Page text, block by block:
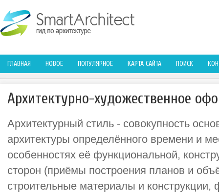
ГЛАВНАЯ НОВОЕ ПОПУЛЯРНОЕ КАРТА САЙТА ПОИСК
Архитектурно-художественное
Архитектурный стиль - совокупность
архитектуры определённого времени и
особенностях её функциональной,
сторон (приёмы построения планов и
строительные материалы и